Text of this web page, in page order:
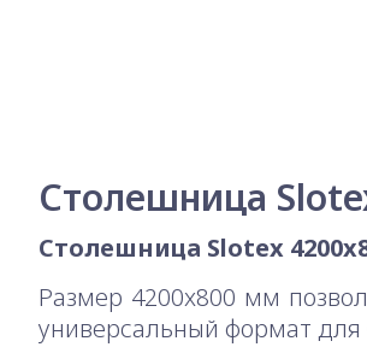
Столешница
Столешница Slotex
Размер 4200x800 мм
универсальный формат